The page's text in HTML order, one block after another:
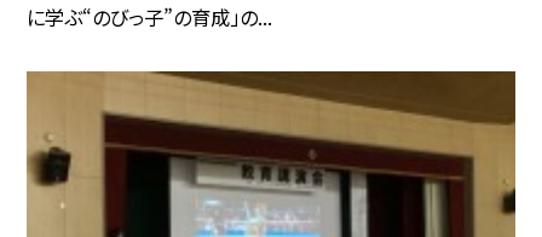
に学ぶ“のびっ子”の育成」の...